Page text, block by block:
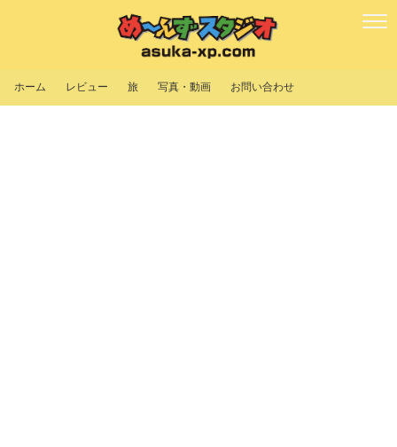
ホーム レビュー 旅 写真・動画 お問い合わせ